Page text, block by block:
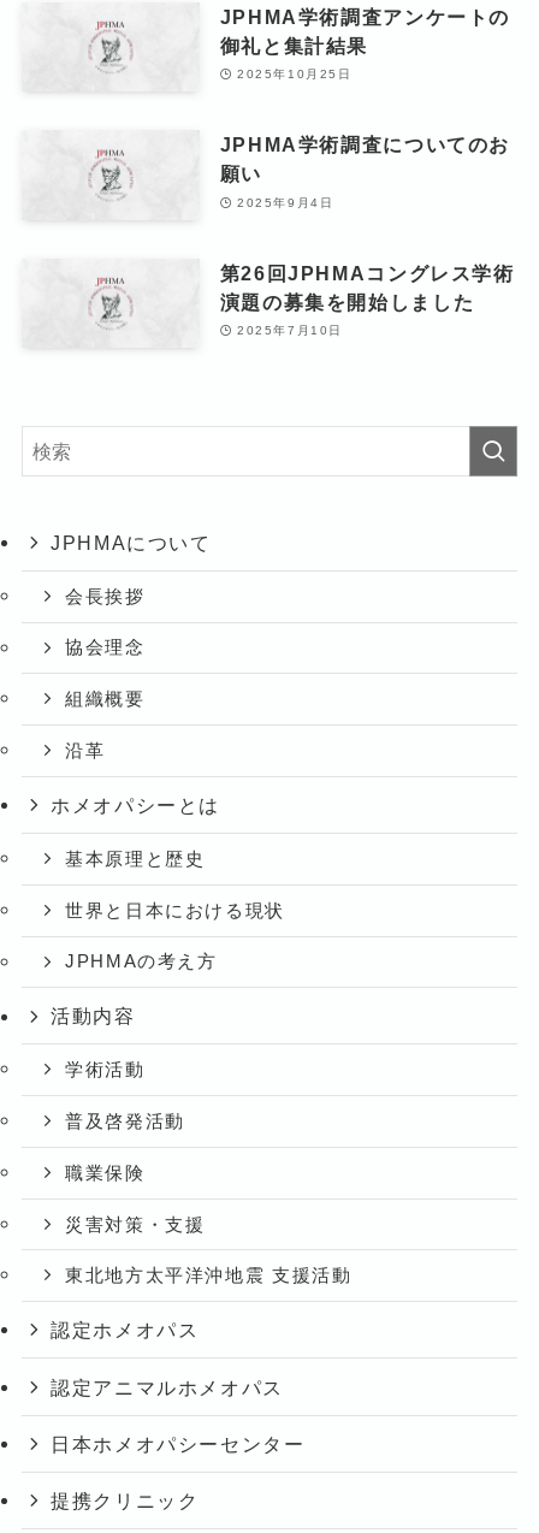
JPHMA学術調査アンケートの
御礼と集計結果
2025年10月25日
JPHMA学術調査についてのお
願い
2025年9月4日
第26回JPHMAコングレス学術
演題の募集を開始しました
2025年7月10日
JPHMAについて
会長挨拶
協会理念
組織概要
沿革
ホメオパシーとは
基本原理と歴史
世界と日本における現状
JPHMAの考え方
活動内容
学術活動
普及啓発活動
職業保険
災害対策・支援
東北地方太平洋沖地震 支援活動
認定ホメオパス
認定アニマルホメオパス
日本ホメオパシーセンター
提携クリニック